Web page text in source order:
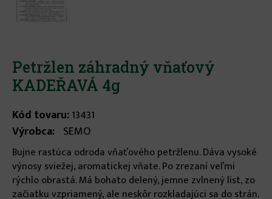
Petržlen záhradný vňaťový
KADEŘAVÁ 4g
Kód tovaru:13431
Výrobca: SEMO
Bujne rastúca odroda vňaťového petržlenu. Dáva vysoké
výnosy sviežej, aromatickej vňate. Po zrezaní veľmi
rýchlo obrastá. Má bohato delený, jemne zvlnený list, zo
začiatku vzpriamený, ale neskôr rozkladajúci sa do strán.